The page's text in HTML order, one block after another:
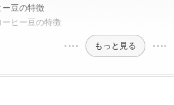
ー豆の特徴
ヒー豆の特徴
もっと見る